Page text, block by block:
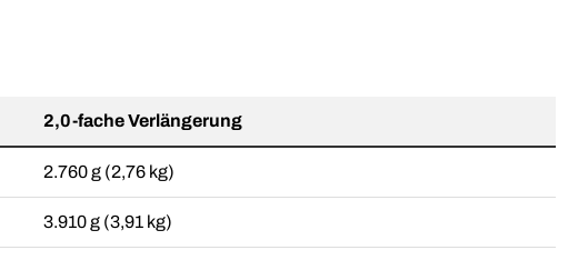
2,0-fache Verlängerung
2.760 g (2,76 kg)
3.910 g (3,91 kg)